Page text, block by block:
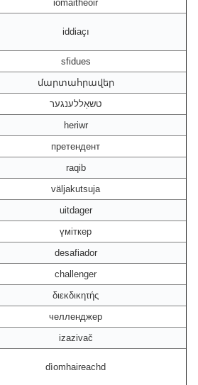
iomaitheoir
iddiaçı
sfidues
մարտահրավեր
טשאַללענגער
heriwr
претендент
raqib
väljakutsuja
uitdager
үміткер
desafiador
challenger
διεκδικητής
челленджер
izazivač
dìomhaireachd